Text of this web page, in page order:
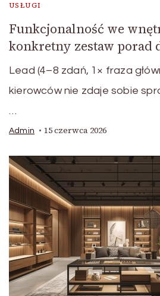
USŁUGI
Funkcjonalność we
konkretny zestaw porad
Lead (4–8 zdań, 1× fraza
kierowców nie zdaje sobie
…
Admin 15 czerwca 2026